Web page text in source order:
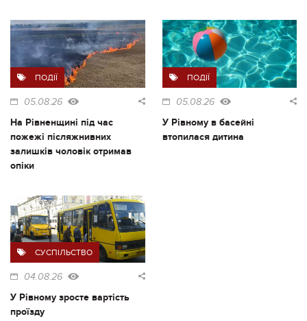
ПОДІЇ
05.08.26
На Рівненщині під час
пожежі післяжнивних
залишків чоловік отримав
опіки
ПОДІЇ
05.08.26
У Рівному в басейні
втопилася дитина
СУСПІЛЬСТВО
04.08.26
У Рівному зросте вартість
проїзду